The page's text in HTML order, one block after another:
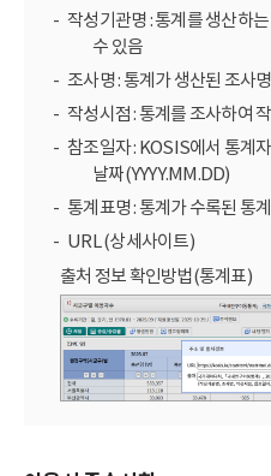
작성기관명 : 통계를 생산하
수 있음
조사명 : 통계가 생산된 조사
작성시점 : 통계를 조사하여
참조일자 : KOSIS에서 통계
날짜(YYYY.MM.DD)
통계표명 : 통계가 수록된 통
URL (상세사이트)
출처 정보 확인방법(통계표)